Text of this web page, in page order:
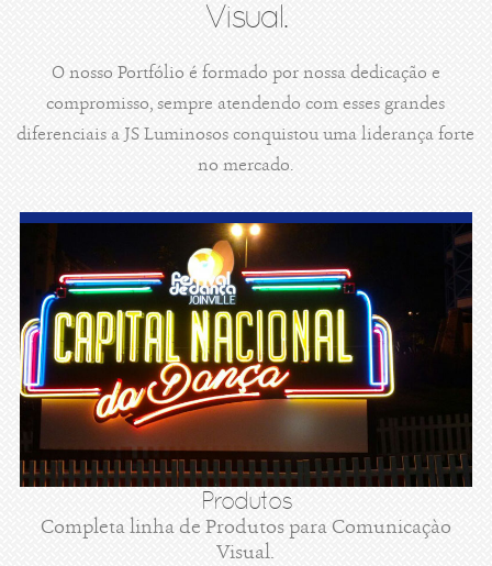
Visual.
O nosso Portfólio é formado por nossa dedicação e
compromisso, sempre atendendo com esses grandes
diferenciais a JS Luminosos conquistou uma liderança forte
no mercado.
Produtos
Completa linha de Produtos para Comunicaçào
Visual.